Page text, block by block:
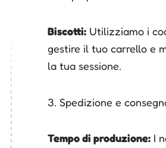
Biscotti: Utilizziamo i
gestire il tuo carrello e
la tua sessione.
3. Spedizione e
Tempo di produzione: I